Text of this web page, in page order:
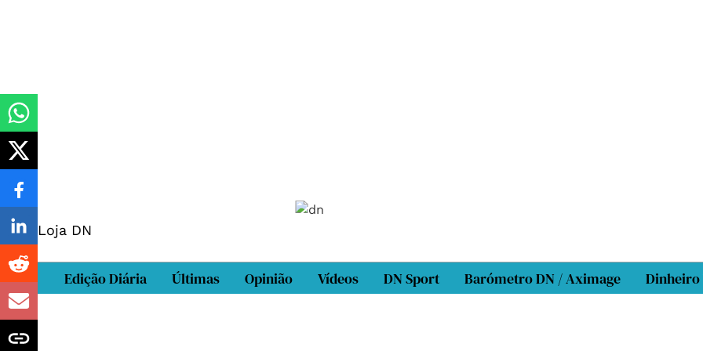
Loja DN
Edição Diária Últimas Opinião Vídeos DN Sport Barómetro DN / Aximage Dinheiro